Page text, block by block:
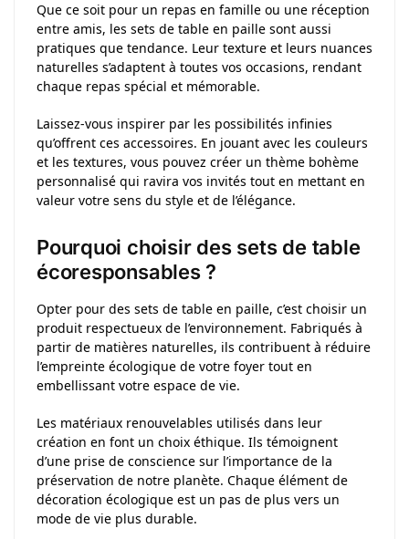
Que ce soit pour un repas en famille ou une réception
entre amis, les sets de table en paille sont aussi
pratiques que tendance. Leur texture et leurs nuances
naturelles s’adaptent à toutes vos occasions, rendant
chaque repas spécial et mémorable.
Laissez-vous inspirer par les possibilités infinies
qu’offrent ces accessoires. En jouant avec les couleurs
et les textures, vous pouvez créer un thème bohème
personnalisé qui ravira vos invités tout en mettant en
valeur votre sens du style et de l’élégance.
Pourquoi choisir des sets de table
écoresponsables ?
Opter pour des sets de table en paille, c’est choisir un
produit respectueux de l’environnement. Fabriqués à
partir de matières naturelles, ils contribuent à réduire
l’empreinte écologique de votre foyer tout en
embellissant votre espace de vie.
Les matériaux renouvelables utilisés dans leur
création en font un choix éthique. Ils témoignent
d’une prise de conscience sur l’importance de la
préservation de notre planète. Chaque élément de
décoration écologique est un pas de plus vers un
mode de vie plus durable.